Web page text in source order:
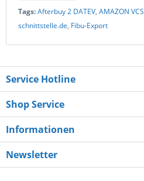
Tags:Afterbuy 2 DATEV, AMAZON VCS
schnittstelle.de, Fibu-Export
Service Hotline
Shop Service
Informationen
Newsletter